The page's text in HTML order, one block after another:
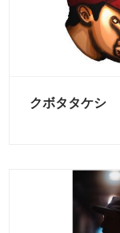
クボタタケシ